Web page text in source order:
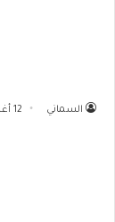
السماني 12 أغسطس 2021 - 2:47 مساءً